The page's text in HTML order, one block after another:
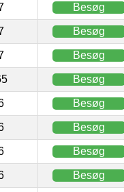
Besøg
Besøg
Besøg
Besøg
Besøg
Besøg
Besøg
Besøg